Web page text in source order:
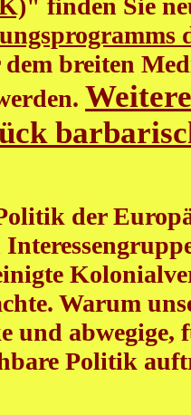
" finden Sie
breiten
der
Warum
und
Politik